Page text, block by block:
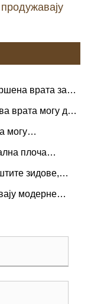
врата за
врата могу да
могу
и побољшати
плоча
у
зидове,
модерне